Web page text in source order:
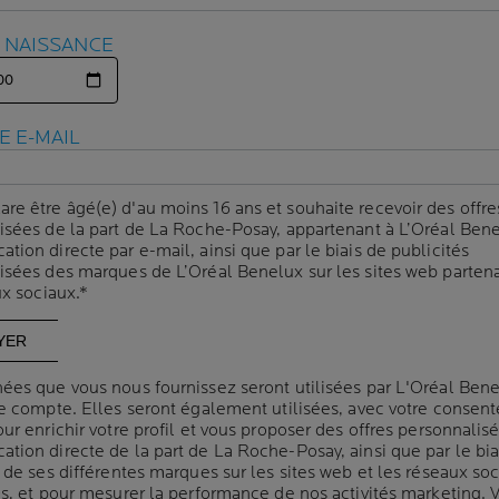
Résistant à la
glisse sur la peau
Enrichi en Vitamine
protéger du stress
Très facile à
*Testé par des dermatologues.
CAPACITÉ 9
FINI NATUREL DÈS LA
NAISSANCE
E-MAIL
être âgé(e) d'au moins 16 ans et souhaite recevoir des
de la part de La Roche-Posay, appartenant à L’Oréal
directe par e-mail, ainsi que par le biais de publicités
des marques de L’Oréal Benelux sur les sites web
sociaux.*
que vous nous fournissez seront utilisées par L'Oréal
compte. Elles seront également utilisées, avec votre
enrichir votre profil et vous proposer des offres
directe de la part de La Roche-Posay, ainsi que par le
ses différentes marques sur les sites web et les réseaux
et pour mesurer la performance de nos activités marketing.
NAISSANCE
E-MAIL
être âgé(e) d'au moins 16 ans et souhaite recevoir des
de la part de La Roche-Posay, appartenant à L’Oréal
directe par e-mail, ainsi que par le biais de publicités
des marques de L’Oréal Benelux sur les sites web
sociaux.*
que vous nous fournissez seront utilisées par L'Oréal
compte. Elles seront également utilisées, avec votre
enrichir votre profil et vous proposer des offres
directe de la part de La Roche-Posay, ainsi que par le
ses différentes marques sur les sites web et les réseaux
et pour mesurer la performance de nos activités marketing.